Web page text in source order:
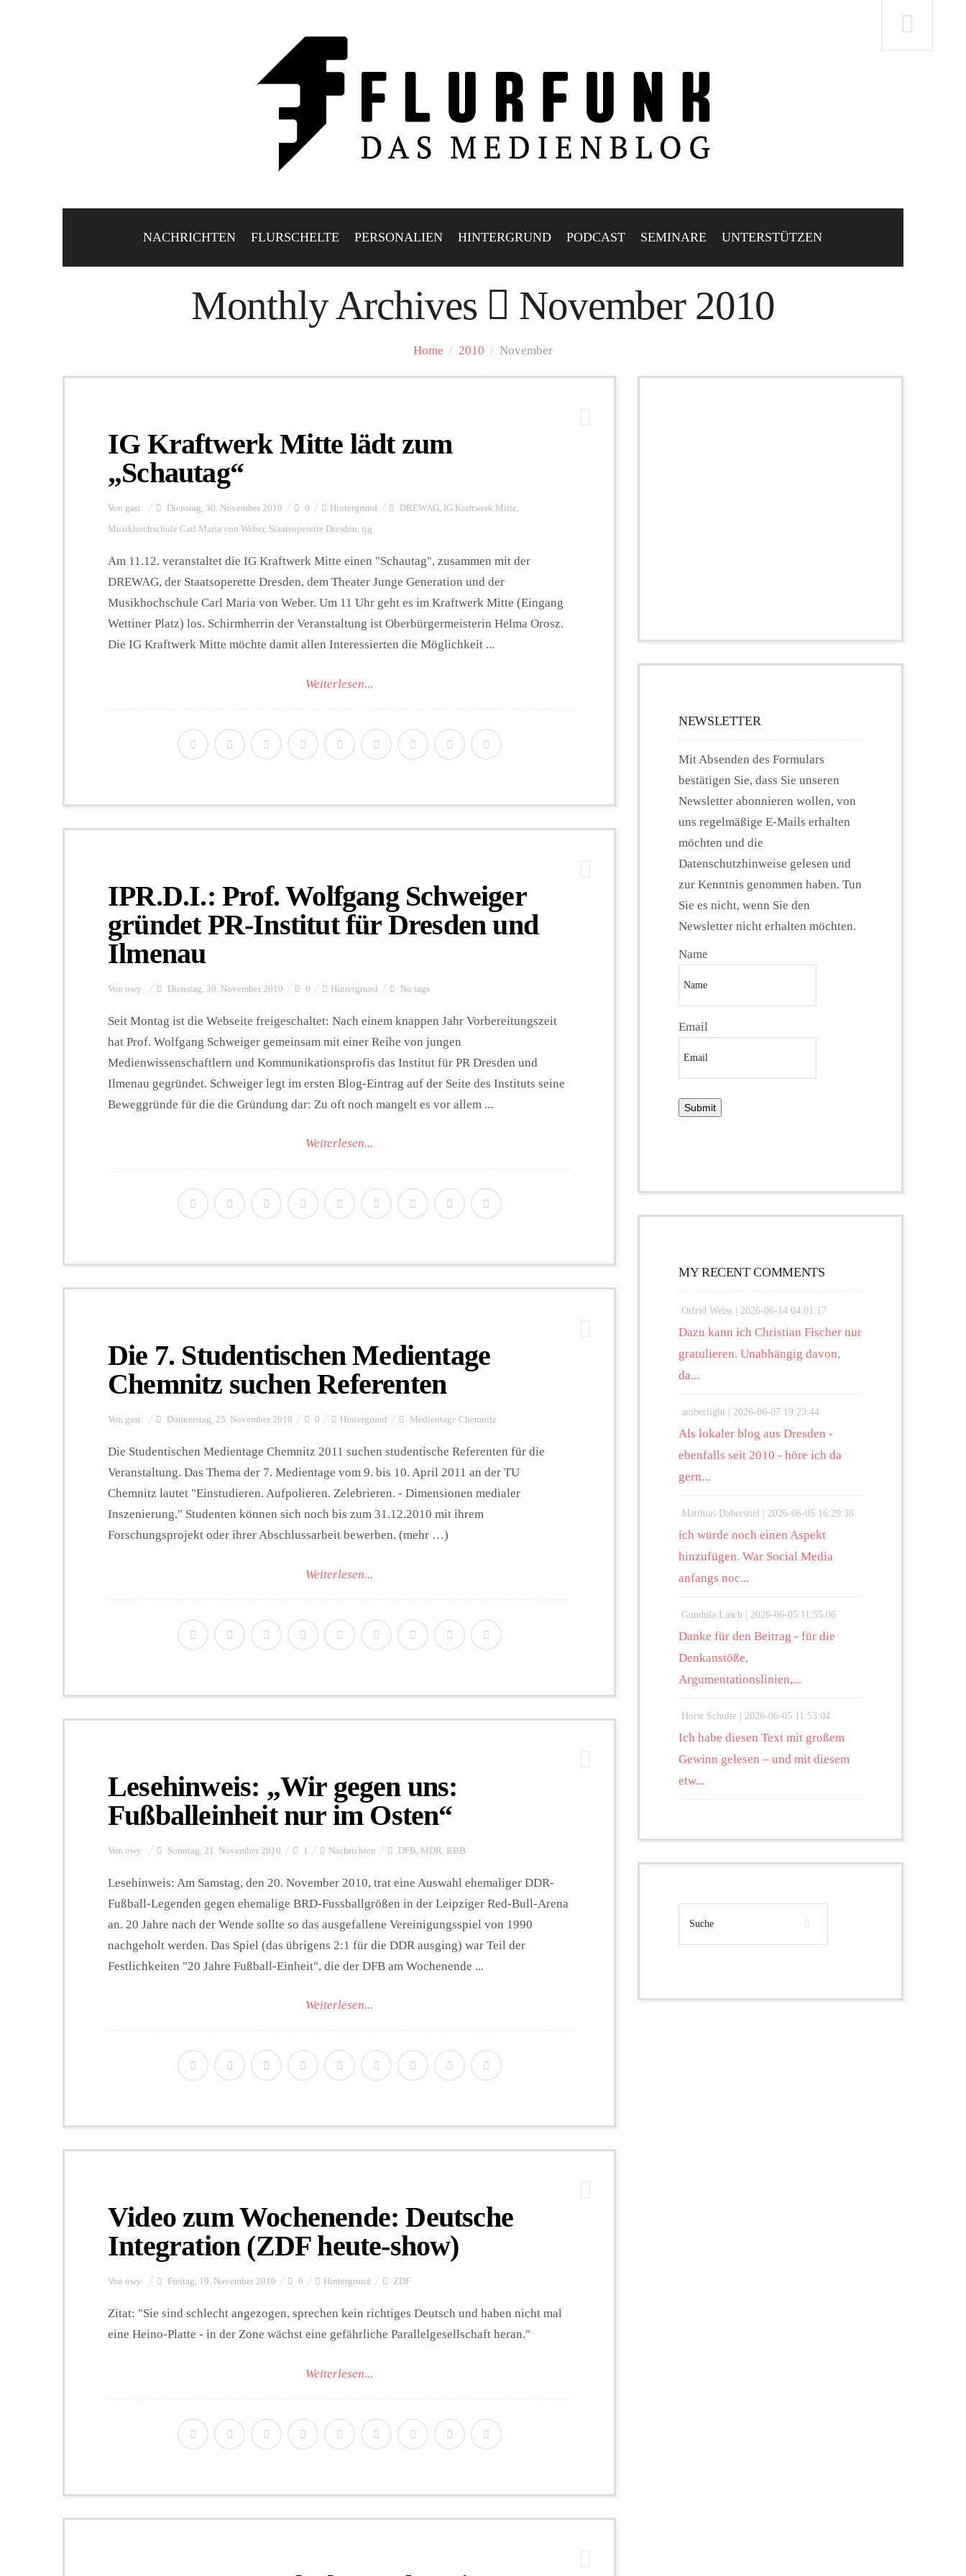
NACHRICHTEN FLURSCHELTE PERSONALIEN HINTERGRUND PODCAST SEMINARE UNTERSTÜTZEN
Monthly Archives November 2010
Home / 2010 / November
IG Kraftwerk Mitte lädt zum
„Schautag“
Von gast Dienstag, 30. November 2010 0 Hintergrund DREWAG, IG Kraftwerk Mitte,
Musikhochschule Carl Maria von Weber, Staatsoperette Dresden, tjg
Am 11.12. veranstaltet die IG Kraftwerk Mitte einen "Schautag", zusammen mit der
DREWAG, der Staatsoperette Dresden, dem Theater Junge Generation und der
Musikhochschule Carl Maria von Weber. Um 11 Uhr geht es im Kraftwerk Mitte (Eingang
Wettiner Platz) los. Schirmherrin der Veranstaltung ist Oberbürgermeisterin Helma Orosz.
Die IG Kraftwerk Mitte möchte damit allen Interessierten die Möglichkeit ...
Weiterlesen...
IPR.D.I.: Prof. Wolfgang Schweiger
gründet PR-Institut für Dresden und
Ilmenau
Von owy Dienstag, 30. November 2010 0 Hintergrund No tags
Seit Montag ist die Webseite freigeschaltet: Nach einem knappen Jahr Vorbereitungszeit
hat Prof. Wolfgang Schweiger gemeinsam mit einer Reihe von jungen
Medienwissenschaftlern und Kommunikationsprofis das Institut für PR Dresden und
Ilmenau gegründet. Schweiger legt im ersten Blog-Eintrag auf der Seite des Instituts seine
Beweggründe für die die Gründung dar: Zu oft noch mangelt es vor allem ...
Weiterlesen...
Die 7. Studentischen Medientage
Chemnitz suchen Referenten
Von gast Donnerstag, 25. November 2010 0 Hintergrund Medientage Chemnitz
Die Studentischen Medientage Chemnitz 2011 suchen studentische Referenten für die
Veranstaltung. Das Thema der 7. Medientage vom 9. bis 10. April 2011 an der TU
Chemnitz lautet "Einstudieren. Aufpolieren. Zelebrieren. - Dimensionen medialer
Inszenierung." Studenten können sich noch bis zum 31.12.2010 mit ihrem
Forschungsprojekt oder ihrer Abschlussarbeit bewerben. (mehr …)
Weiterlesen...
Lesehinweis: „Wir gegen uns:
Fußballeinheit nur im Osten“
Von owy Sonntag, 21. November 2010 1 Nachrichten DFB MDR RBB
Lesehinweis: Am Samstag, den 20. November 2010, trat eine Auswahl ehemaliger DDR-
Fußball-Legenden gegen ehemalige BRD-Fussballgrößen in der Leipziger Red-Bull-Arena
an. 20 Jahre nach der Wende sollte so das ausgefallene Vereinigungsspiel von 1990
nachgeholt werden. Das Spiel (das übrigens 2:1 für die DDR ausging) war Teil der
Festlichkeiten "20 Jahre Fußball-Einheit", die der DFB am Wochenende ...
Weiterlesen...
Video zum Wochenende: Deutsche
Integration (ZDF heute-show)
Von owy Freitag, 19. November 2010 0 Hintergrund ZDF
Zitat: "Sie sind schlecht angezogen, sprechen kein richtiges Deutsch und haben nicht mal
eine Heino-Platte - in der Zone wächst eine gefährliche Parallelgesellschaft heran."
Weiterlesen...
NEWSLETTER
Mit Absenden des Formulars
bestätigen Sie, dass Sie unseren
Newsletter abonnieren wollen, von
uns regelmäßige E-Mails erhalten
möchten und die
Datenschutzhinweise gelesen und
zur Kenntnis genommen haben. Tun
Sie es nicht, wenn Sie den
Newsletter nicht erhalten möchten.
Name
Email
MY RECENT COMMENTS
Otfrid Weiss | 2026-06-14 04:01:17
Dazu kann ich Christian Fischer nur
gratulieren. Unabhängig davon,
da...
amberlight | 2026-06-07 19:23:44
Als lokaler blog aus Dresden -
ebenfalls seit 2010 - höre ich da
gern...
Matthias Daberstiel | 2026-06-05 16:29:36
ich würde noch einen Aspekt
hinzufügen. War Social Media
anfangs noc...
Gundula Lasch | 2026-06-05 11:55:06
Danke für den Beitrag - für die
Denkanstöße,
Argumentationslinien,...
Horst Schulte | 2026-06-05 11:53:04
Ich habe diesen Text mit großem
Gewinn gelesen – und mit diesem
etw...